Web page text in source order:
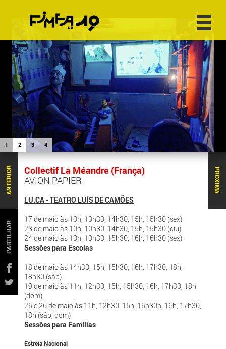
1 2 3 4
PRÓXIMA
ANTERIOR
PARTILHAR
Collectif La Méandre (França)
AVION PAPIER
LU.CA - TEATRO LUÍS DE CAMÕES
17 de maio às 10h, 10h30, 14h30, 15h, 15h30 (sex)
23 de maio às 10h, 10h30, 14h30, 15h, 15h30 (qui)
24 de maio às 10h, 10h30, 15h30, 16h, 16h30 (sex)
Sessões para Escolas
18 de maio às 14h30, 15h, 15h30, 16h, 17h30, 18h,
18h30 (sáb)
19 de maio às 11h, 12h30, 15h, 15h30, 16h, 17h30, 18h
(dom)
25 e 26 de maio às 11h, 12h30, 15h, 15h30h, 16h, 17h30,
18h (sáb, dom)
Sessões para Famílias
Estreia Nacional